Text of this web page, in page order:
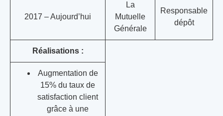
2017 – Aujourd’hui
La
Mutuelle
Générale
Responsable
dépôt
Réalisations :
Augmentation de
15% du taux de
satisfaction client
grâce à une